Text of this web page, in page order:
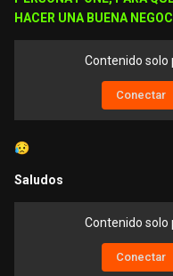
HACER UNA BUENA
Contenido
Conectar
😥
Saludos
Contenido
Conectar